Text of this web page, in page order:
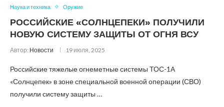
Наука и техника Оружие
РОССИЙСКИЕ «СОЛНЦЕПЕКИ» ПОЛУЧИЛИ
НОВУЮ СИСТЕМУ ЗАЩИТЫ ОТ ОГНЯ ВСУ
Автор: Новости 19 июля, 2025
Российские тяжелые огнеметные системы ТОС-1А
«Солнцепек» в зоне специальной военной операции (СВО)
получили систему защиты …